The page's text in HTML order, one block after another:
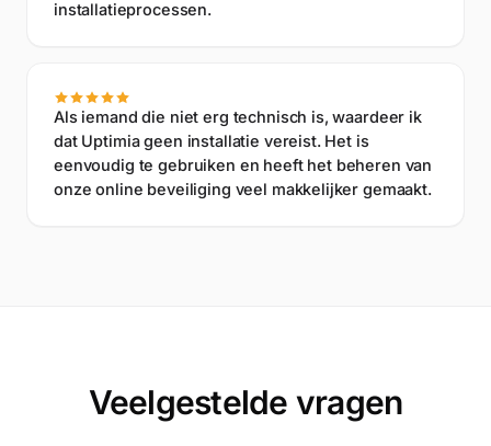
installatieprocessen.
Als iemand die niet erg technisch is, waardeer ik
dat Uptimia geen installatie vereist. Het is
eenvoudig te gebruiken en heeft het beheren van
onze online beveiliging veel makkelijker gemaakt.
Veelgestelde vragen